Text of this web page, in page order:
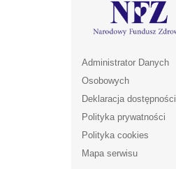
Administrator Danych
Osobowych
Deklaracja dostępności
Polityka prywatności
Polityka cookies
Mapa serwisu